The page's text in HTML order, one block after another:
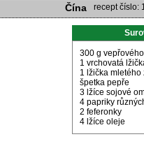
Čína recept číslo:
300 g
1 vrchovatá
1 lžička mletého
špetka pepře
3 lžíce sojové
4 papriky
2 feferonky
4 lžíce oleje